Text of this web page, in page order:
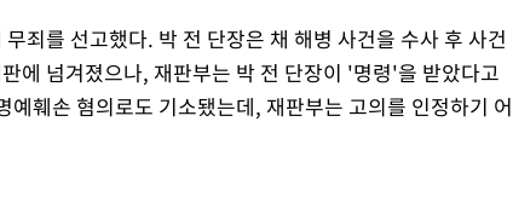
죄를 선고했다. 박 전 단장은 채 해병 사건을 수사 후 사건
에 넘겨졌으나, 재판부는 박 전 단장이 '명령'을 받았다고
훼손 혐의로도 기소됐는데, 재판부는 고의를 인정하기 어